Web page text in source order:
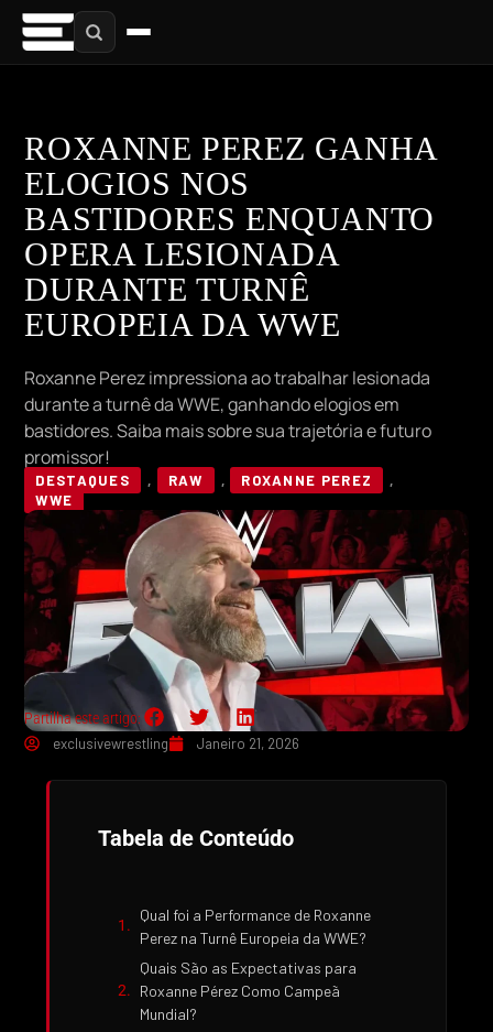
ROXANNE PEREZ GANHA
ELOGIOS NOS
BASTIDORES ENQUANTO
OPERA LESIONADA
DURANTE TURNÊ
EUROPEIA DA WWE
Roxanne Perez impressiona ao trabalhar lesionada
durante a turnê da WWE, ganhando elogios em
bastidores. Saiba mais sobre sua trajetória e futuro
promissor!
DESTAQUES , RAW , ROXANNE PEREZ
,
WWE
Partilha este artigo:
exclusivewrestling
Janeiro 21, 2026
Tabela de Conteúdo
Qual foi a Performance de Roxanne
Perez na Turnê Europeia da WWE?
Quais São as Expectativas para
Roxanne Pérez Como Campeã
Mundial?